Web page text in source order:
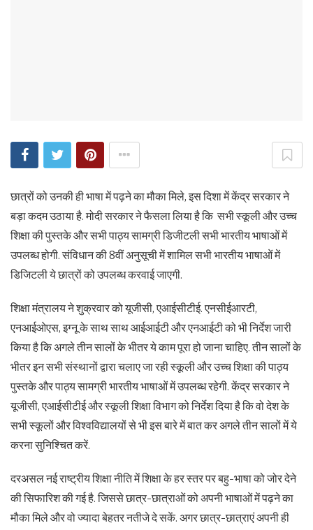
छात्रों को उनकी ही भाषा में पढ़ने का मौका मिले, इस दिशा में केंद्र सरकार ने
बड़ा कदम उठाया है. मोदी सरकार ने फैसला लिया है कि सभी स्कूली और उच्च
शिक्षा की पुस्तके और सभी पाठ्य सामग्री डिजीटली सभी भारतीय भाषाओं में
उपलब्ध होगी. संविधान की 8वीं अनुसूची में शामिल सभी भारतीय भाषाओं में
डिजिटली ये छात्रों को उपलब्ध करवाई जाएगी.
शिक्षा मंत्रालय ने शुक्रवार को यूजीसी, एआईसीटीई. एनसीईआरटी,
एनआईओएस, इग्नू के साथ साथ आईआईटी और एनआईटी को भी निर्देश जारी
किया है कि अगले तीन सालों के भीतर ये काम पूरा हो जाना चाहिए. तीन सालों के
भीतर इन सभी संस्थानों द्वारा चलाए जा रही स्कूली और उच्च शिक्षा की पाठ्य
पुस्तके और पाठ्य सामग्री भारतीय भाषाओं में उपलब्ध रहेगी. केंद्र सरकार ने
यूजीसी, एआईसीटीई और स्कूली शिक्षा विभाग को निर्देश दिया है कि वो देश के
सभी स्कूलों और विश्वविद्यालयों से भी इस बारे में बात कर अगले तीन सालों में ये
करना सुनिश्चित करें.
दरअसल नई राष्ट्रीय शिक्षा नीति में शिक्षा के हर स्तर पर बहु-भाषा को जोर देने
की सिफारिश की गई है. जिससे छात्र-छात्राओं को अपनी भाषाओं में पढ़ने का
मौका मिले और वो ज्यादा बेहतर नतीजे दे सकें. अगर छात्र-छात्राएं अपनी ही